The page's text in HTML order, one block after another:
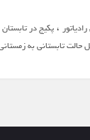
،پکیج در تابستان
حالت تابستانی به